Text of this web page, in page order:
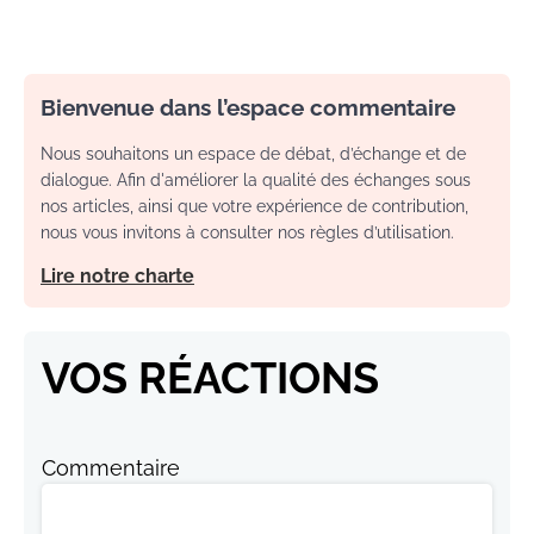
Bienvenue dans l’espace commentaire
Nous souhaitons un espace de débat, d’échange et de
dialogue. Afin d'améliorer la qualité des échanges sous
nos articles, ainsi que votre expérience de contribution,
nous vous invitons à consulter nos règles d’utilisation.
Lire notre charte
VOS RÉACTIONS
Commentaire